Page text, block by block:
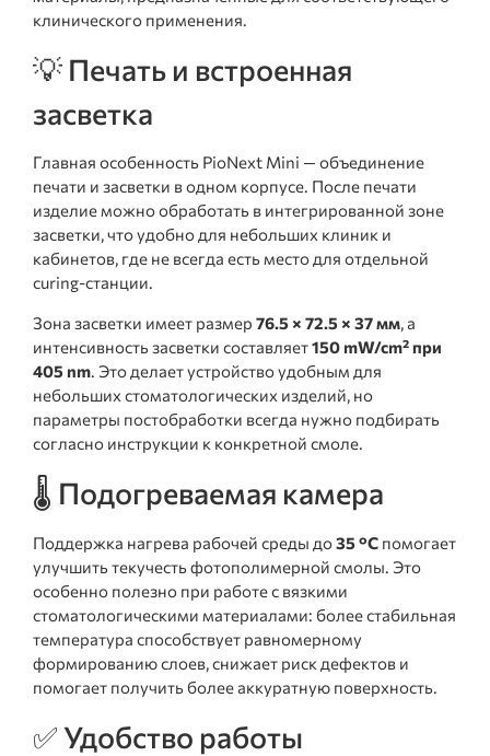
клинического применения.
💡 Печать и встроенная
засветка
Главная особенность PioNext Mini — объединение
печати и засветки в одном корпусе. После печати
изделие можно обработать в интегрированной зоне
засветки, что удобно для небольших клиник и
кабинетов, где не всегда есть место для отдельной
curing-станции.
Зона засветки имеет размер 76.5 × 72.5 × 37 мм, а
интенсивность засветки составляет150 mW/cm² при
405 nm. Это делает устройство удобным для
небольших стоматологических изделий, но
параметры постобработки всегда нужно подбирать
согласно инструкции к конкретной смоле.
🌡️ Подогреваемая камера
Поддержка нагрева рабочей среды до35 °C помогает
улучшить текучесть фотополимерной смолы. Это
особенно полезно при работе с вязкими
стоматологическими материалами: более стабильная
температура способствует равномерному
формированию слоев, снижает риск дефектов и
помогает получить более аккуратную поверхность.
✅ Удобство работы